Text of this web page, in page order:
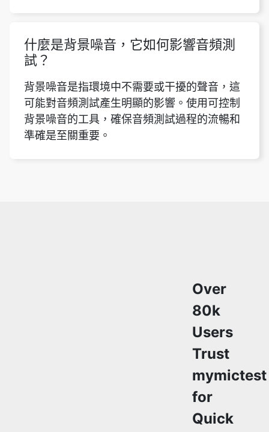
什麼是背景噪音，它如何影響音頻測
試？
背景噪音是指環境中不需要或干擾的聲音，這
可能對音頻測試產生明顯的影響。使用可控制
背景噪音的工具，確保音頻測試過程的流暢和
準確是至關重要。
Over
80k
Users
Trust
mymictest
for
Quick